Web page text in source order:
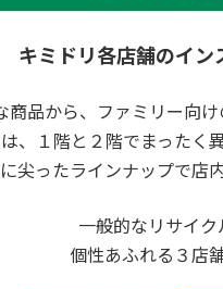
キミドリ各店舗のイン
品から、ファミリー向
、１階と２階でまったく
尖ったラインナップで店
一般的なリサイ
個性あふれる３店